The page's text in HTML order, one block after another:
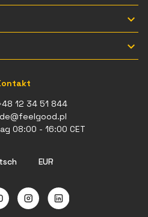


12 34 51 844
08:00 - 16:00 CET
EUR